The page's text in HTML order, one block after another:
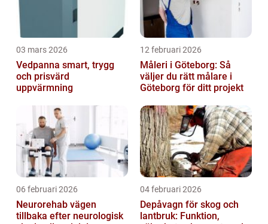
03 mars 2026
Vedpanna smart, trygg
och prisvärd
uppvärmning
12 februari 2026
Måleri i Göteborg: Så
väljer du rätt målare i
Göteborg för ditt projekt
06 februari 2026
Neurorehab vägen
tillbaka efter neurologisk
04 februari 2026
Depåvagn för skog och
lantbruk: Funktion,